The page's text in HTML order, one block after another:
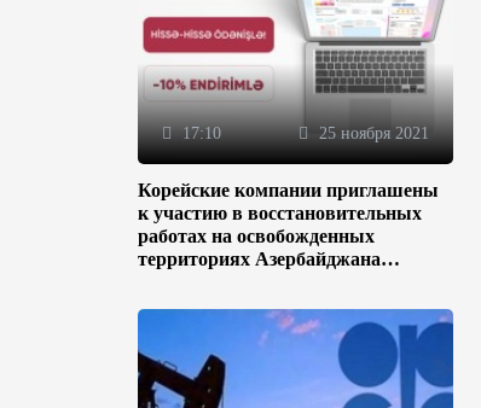
17:10 25 ноября 2021
Корейские компании приглашены
к участию в восстановительных
работах на освобожденных
территориях Азербайджана